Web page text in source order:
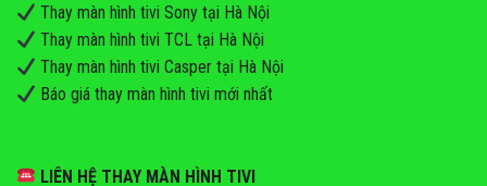
Thay màn hình tivi Sony tại Hà Nội
Thay màn hình tivi TCL tại Hà Nội
Thay màn hình tivi Casper tại Hà Nội
Báo giá thay màn hình tivi mới nhất
LIÊN HỆ THAY MÀN HÌNH TIVI